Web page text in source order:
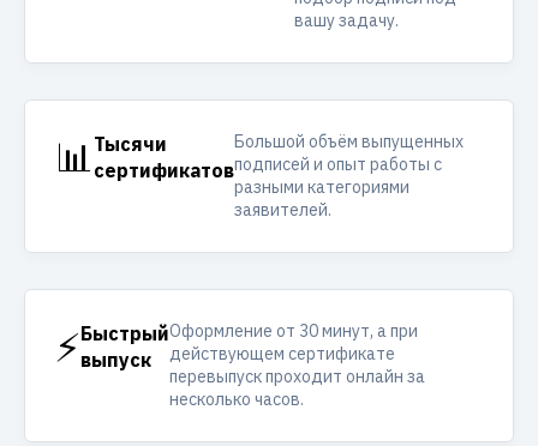
вашу задачу.
📊 Тысячи
сертификатов
Большой объём выпущенных
подписей и опыт работы с
разными категориями
заявителей.
⚡Быстрый
выпуск
Оформление от 30 минут, а при
действующем сертификате
перевыпуск проходит онлайн за
несколько часов.